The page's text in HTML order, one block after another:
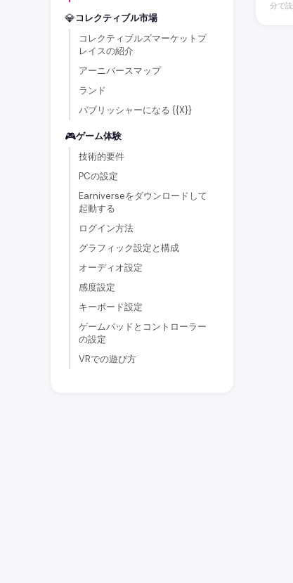
💎コレクティブル市場
コレクティブルズマーケットプ
レイスの紹介
アーニバースマップ
ランド
パブリッシャーになる {{X}}
🎮ゲーム体験
技術的要件
PCの設定
Earniverseをダウンロードして
起動する
ログイン方法
グラフィック設定と構成
オーディオ設定
感度設定
キーボード設定
ゲームパッドとコントローラー
の設定
VRでの遊び方
分で